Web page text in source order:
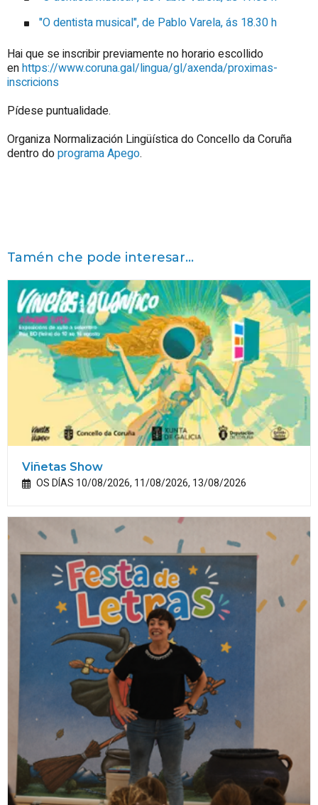
"O dentista musical", de Pablo Varela, ás 18.30 h
Hai que se inscribir previamente no horario escollido
enhttps://www.coruna.gal/lingua/gl/axenda/proximas-
inscricions
Pídese puntualidade.
Organiza Normalización Lingüística do Concello da Coruña
dentro doprograma Apego.
Tamén che pode interesar...
Viñetas Show
OS DÍAS 10/08/2026, 11/08/2026, 13/08/2026